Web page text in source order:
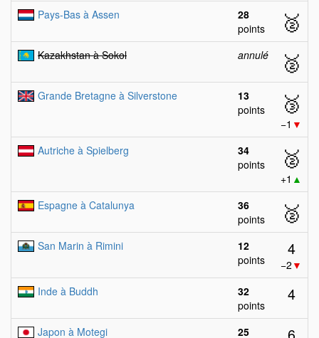
Pays-Bas à Assen
28
points
🥈
Kazakhstan à Sokol annulé 🥈
Grande Bretagne à Silverstone
13
points
🥉
−1 ▼
Autriche à Spielberg
34
points
🥈
+1 ▲
Espagne à Catalunya
36
points
🥈
San Marin à Rimini
12
points
4
−2 ▼
Inde à Buddh
32
points
4
Japon à Motegi
25